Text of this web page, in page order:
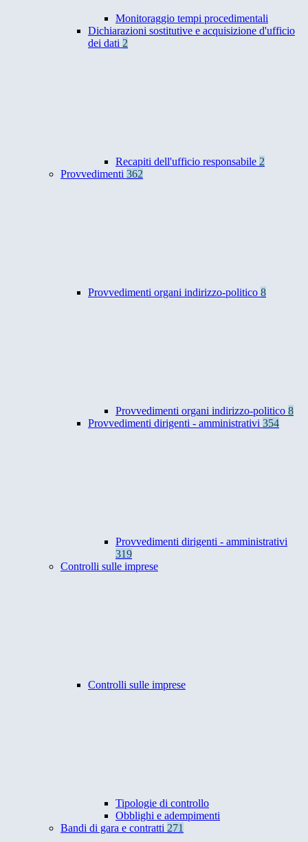
Monitoraggio tempi procedimentali
Dichiarazioni sostitutive e acquisizione d'ufficio
dei dati 2
Recapiti dell'ufficio responsabile 2
Provvedimenti 362
Provvedimenti organi indirizzo-politico 8
Provvedimenti organi indirizzo-politico 8
Provvedimenti dirigenti - amministrativi 354
Provvedimenti dirigenti - amministrativi
319
Controlli sulle imprese
Controlli sulle imprese
Tipologie di controllo
Obblighi e adempimenti
Bandi di gara e contratti 271